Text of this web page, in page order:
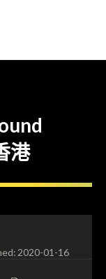
港
2020-01-16